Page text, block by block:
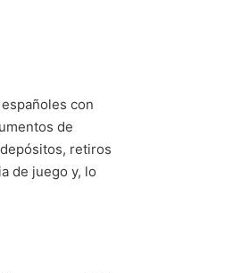
con
de
retiros
de juego y, lo